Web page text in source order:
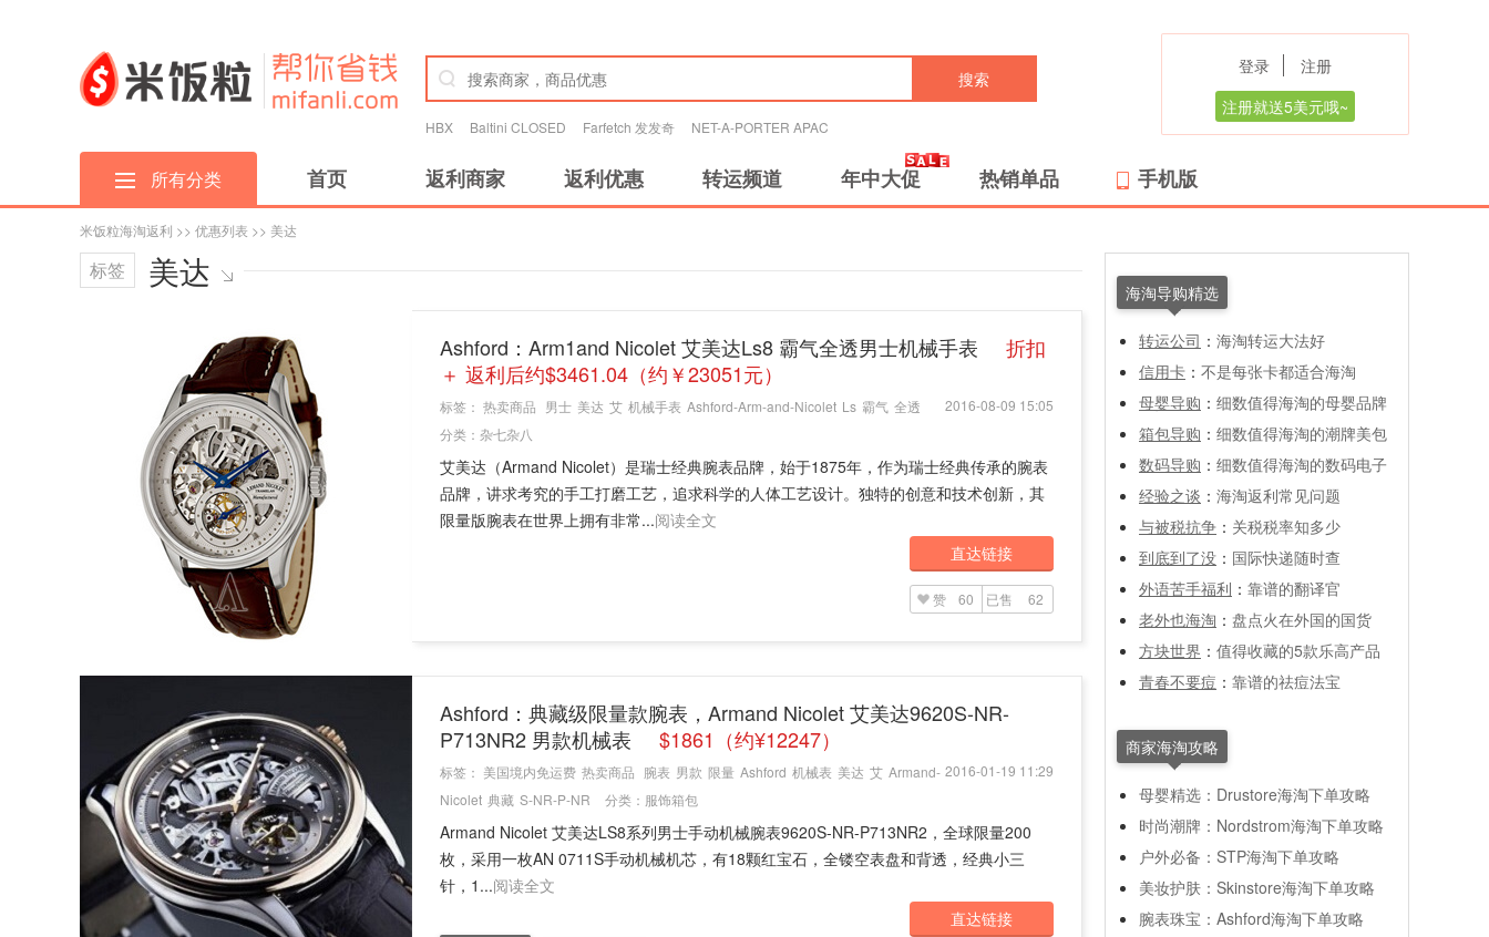
搜索
HBX Baltini CLOSED Farfetch 发发奇 NET-A-PORTER APAC
登录
注册
注册就送5美元哦~
所有分类 首页 返利商家 返利优惠 转运频道 年中大促 热销单品 手机版
米饭粒海淘返利 >> 优惠列表 >> 美达
标签 美达
Ashford：Arm1and Nicolet 艾美达Ls8 霸气全透男士机械手表
折扣
＋ 返利后约$3461.04（约￥23051元）
2016-08-09 15:05
标签： 热卖商品 男士 美达 艾 机械手表 Ashford-Arm-and-Nicolet Ls 霸气 全透
分类： 杂七杂八
艾美达（Armand Nicolet）是瑞士经典腕表品牌，始于1875年，作为瑞士经典传承的腕表
品牌，讲求考究的手工打磨工艺，追求科学的人体工艺设计。独特的创意和技术创新，其
限量版腕表在世界上拥有非常...阅读全文
直达链接
赞 60 已售 62
Ashford：典藏级限量款腕表，Armand Nicolet 艾美达9620S-NR-
P713NR2 男款机械表
$1861（约¥12247）
2016-01-19 11:29
标签： 美国境内免运费 热卖商品 腕表 男款 限量 Ashford 机械表 美达 艾 Armand-
Nicolet 典藏 S-NR-P-NR 分类： 服饰箱包
Armand Nicolet 艾美达LS8系列男士手动机械腕表9620S-NR-P713NR2，全球限量200
枚，采用一枚AN 0711S手动机械机芯，有18颗红宝石，全镂空表盘和背透，经典小三
针，1...阅读全文
直达链接
海淘导购精选
转运公司 ： 海淘转运大法好
信用卡 ： 不是每张卡都适合海淘
母婴导购 ： 细数值得海淘的母婴品牌
箱包导购 ： 细数值得海淘的潮牌美包
数码导购 ： 细数值得海淘的数码电子
经验之谈 ： 海淘返利常见问题
与被税抗争 ： 关税税率知多少
到底到了没 ： 国际快递随时查
外语苦手福利 ： 靠谱的翻译官
老外也海淘 ： 盘点火在外国的国货
方块世界 ： 值得收藏的5款乐高产品
青春不要痘 ： 靠谱的祛痘法宝
商家海淘攻略
母婴精选：Drustore海淘下单攻略
时尚潮牌：Nordstrom海淘下单攻略
户外必备：STP海淘下单攻略
美妆护肤：Skinstore海淘下单攻略
腕表珠宝：Ashford海淘下单攻略